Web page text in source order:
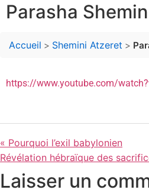
Parasha
Accueil > Shemini Atzeret >
https://www.youtube.com/
« Pourquoi l’exil babylonien
Révélation hébraïque des
Laisser un